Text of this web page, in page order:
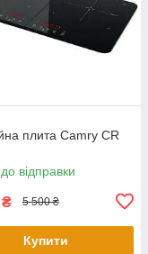
плита Camry CR
відправки
₴ 5 500 ₴
Купити